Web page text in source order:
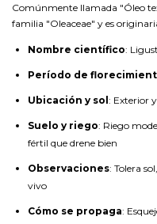
Comúnmente llamada "Óleo
familia "Oleaceae" y es
Nombre científico:
Período de
Ubicación y sol : Exterior
Suelo y riego: Riego
fértil que drene bien
Observaciones: Tolera
vivo
Cómo se propaga: